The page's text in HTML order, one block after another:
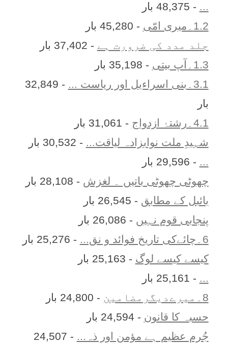
... - 48,375 بار
1.2۔میری امّی
- 45,280 بار
جلد مدد کی ضرورت ہے - 37,402 بار
1.3۔آپ بیتی
- 35,198 بار
3.1۔بنی اسراءیل اور ریاست ...
- 32,849
بار
4.1۔رشتۂ ازدواج
- 31,061 بار
شہیدِ ملت نوابزادہ لیاقت... - 30,532 بار
... - 29,596 بار
چھوٹی چھوٹی باتیں ۔ لغزش - 28,108 بار
بائبل کے مطابق - 26,545 بار
پنجابی قوم نہیں - 26,086 بار
6۔چائےکی تاریخ فوائد و نق...
- 25,276 بار
کیسے کیسے لوگ - 25,163 بار
... - 25,161 بار
8۔میرےدیگرمضامین
- 24,800 بار
حسبہ کا قانون - 24,594 بار
جُرمِ عظیم ہے مؤمن اور ذہ...
- 24,507